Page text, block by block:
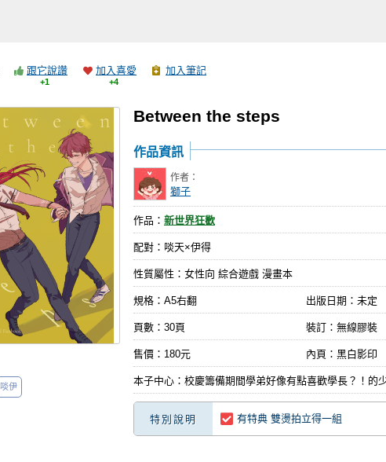
跟它說讚
+1
加入喜愛
+4
加入筆記
Between the steps
啖伊
作品資訊
作者：
獅子
作品： 新世界狂歡
配對：啖天×伊得
性質屬性：女性向 綜合遊戲 漫畫本
規格：A5右翻 出版日期： 未定
頁數：30頁 裝訂：無線膠裝
售價：180元 內頁：黑白影印
本子中心：校慶籌備期間學弟好像有點喜歡學長？！的
特別說明 有特典 雙燙拍立得一組